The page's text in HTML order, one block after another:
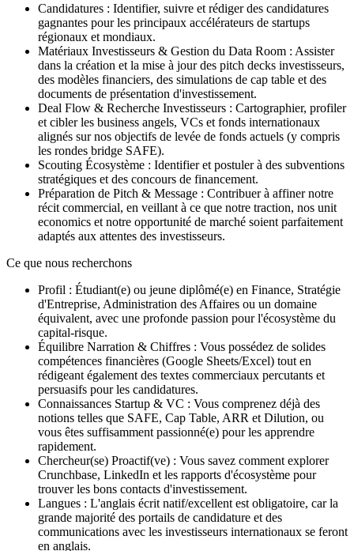
Candidatures : Identifier, suivre et rédiger des candidatures
gagnantes pour les principaux accélérateurs de startups
régionaux et mondiaux.
Matériaux Investisseurs & Gestion du Data Room : Assister
dans la création et la mise à jour des pitch decks investisseurs,
des modèles financiers, des simulations de cap table et des
documents de présentation d'investissement.
Deal Flow & Recherche Investisseurs : Cartographier, profiler
et cibler les business angels, VCs et fonds internationaux
alignés sur nos objectifs de levée de fonds actuels (y compris
les rondes bridge SAFE).
Scouting Écosystème : Identifier et postuler à des subventions
stratégiques et des concours de financement.
Préparation de Pitch & Message : Contribuer à affiner notre
récit commercial, en veillant à ce que notre traction, nos unit
economics et notre opportunité de marché soient parfaitement
adaptés aux attentes des investisseurs.
Ce que nous recherchons
Profil : Étudiant(e) ou jeune diplômé(e) en Finance, Stratégie
d'Entreprise, Administration des Affaires ou un domaine
équivalent, avec une profonde passion pour l'écosystème du
capital-risque.
Équilibre Narration & Chiffres : Vous possédez de solides
compétences financières (Google Sheets/Excel) tout en
rédigeant également des textes commerciaux percutants et
persuasifs pour les candidatures.
Connaissances Startup & VC : Vous comprenez déjà des
notions telles que SAFE, Cap Table, ARR et Dilution, ou
vous êtes suffisamment passionné(e) pour les apprendre
rapidement.
Chercheur(se) Proactif(ve) : Vous savez comment explorer
Crunchbase, LinkedIn et les rapports d'écosystème pour
trouver les bons contacts d'investissement.
Langues : L'anglais écrit natif/excellent est obligatoire, car la
grande majorité des portails de candidature et des
communications avec les investisseurs internationaux se feront
en anglais.